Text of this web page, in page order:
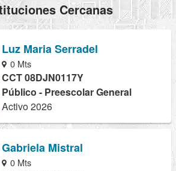
Cercanas
Luz Maria Serradel
0 Mts
CCT 08DJN0117Y
Público - Preescolar General
Activo 2026
Gabriela Mistral
0 Mts